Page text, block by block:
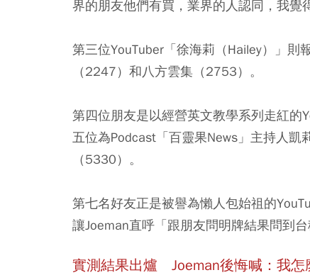
界的朋友他們有買，業界的人認同，我覺
第三位YouTuber「徐海莉（Hailey）」
（2247）和八方雲集（2753）。
第四位朋友是以經營英文教學系列走紅
五位為Podcast「百靈果News」主持人
（5330）。
第七名好友正是被譽為懶人包始祖的
讓Joeman直呼「跟朋友問明牌結果問到台
實測結果出爐 Joeman後悔喊：我怎